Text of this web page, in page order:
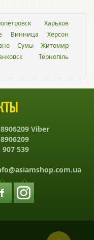
Харьков
Винница
Херсон
Сумы
Житомир
Тернопіль
Viber
907 539